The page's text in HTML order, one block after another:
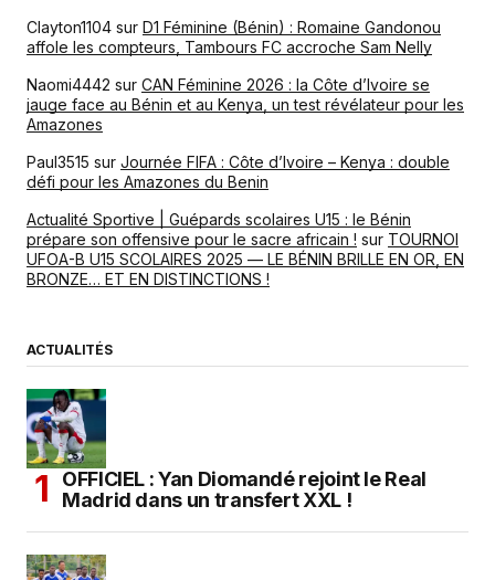
Clayton1104 sur D1 Féminine (Bénin) : Romaine Gandonou
affole les compteurs, Tambours FC accroche Sam Nelly
Naomi4442 sur CAN Féminine 2026 : la Côte d’Ivoire se
jauge face au Bénin et au Kenya, un test révélateur pour les
Amazones
Paul3515 sur Journée FIFA : Côte d’Ivoire – Kenya : double
défi pour les Amazones du Benin
Actualité Sportive | Guépards scolaires U15 : le Bénin
prépare son offensive pour le sacre africain ! sur TOURNOI
UFOA-B U15 SCOLAIRES 2025 — LE BÉNIN BRILLE EN OR, EN
BRONZE… ET EN DISTINCTIONS !
ACTUALITÉS
OFFICIEL : Yan Diomandé rejoint le Real
Madrid dans un transfert XXL !